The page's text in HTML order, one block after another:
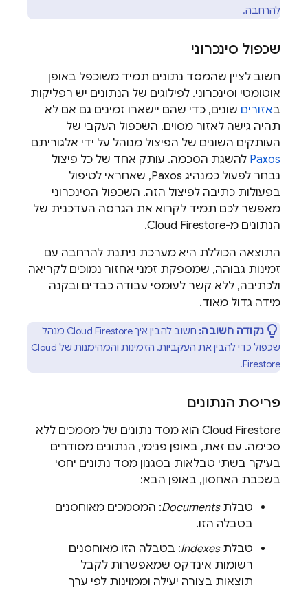
להרחבה.
שכפול סינכרוני
חשוב לציין שהמסד נתונים תמיד משוכפל באופן
אוטומטי וסינכרוני. לפילוגים של הנתונים יש רפליקות
באזורים שונים, כדי שהם יישארו זמינים גם אם לא
תהיה גישה לאזור מסוים. השכפול העקבי של
העותקים השונים של הפיצול מנוהל על ידי אלגוריתם
Paxos להשגת הסכמה. עותק אחד של כל פיצול
נבחר לפעול כמנהיג Paxos, שאחראי לטיפול
בפעולות כתיבה לפיצול הזה. השכפול הסינכרוני
מאפשר לכם תמיד לקרוא את הגרסה העדכנית של
הנתונים מ-Cloud Firestore
.
התוצאה הכוללת היא מערכת ניתנת להרחבה עם
זמינות גבוהה, שמספקת זמני אחזור נמוכים לקריאה
ולכתיבה, ללא קשר לעומסי עבודה כבדים ובקנה
מידה גדול מאוד.
נקודה חשובה: חשוב להבין איךCloud Firestore מנהל
שכפול כדי להבין את העקביות, הזמינות והמהימנות של Cloud
Firestore
.
פריסת הנתונים
Cloud Firestore הוא מסד נתונים של מסמכים ללא
סכימה. עם זאת, באופן פנימי, הנתונים מסודרים
בעיקר בשתי טבלאות בסגנון מסד נתונים יחסי
בשכבת האחסון, באופן הבא:
טבלתDocuments: המסמכים מאוחסנים
בטבלה הזו.
טבלתIndexes: בטבלה הזו מאוחסנים
רשומות אינדקס שמאפשרות לקבל
תוצאות בצורה יעילה וממוינות לפי ערך